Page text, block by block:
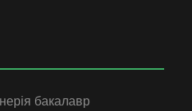
бакалавр